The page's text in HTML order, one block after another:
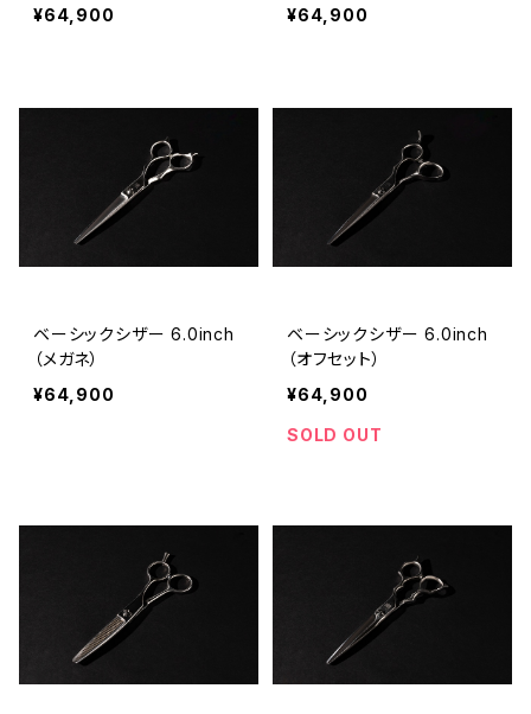
¥64,900
¥64,900
ベーシックシザー 6.0inch
（メガネ）
¥64,900
ベーシックシザー 6.0inch
（オフセット）
¥64,900
SOLD OUT